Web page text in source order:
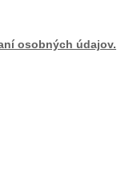
osobných údajov.